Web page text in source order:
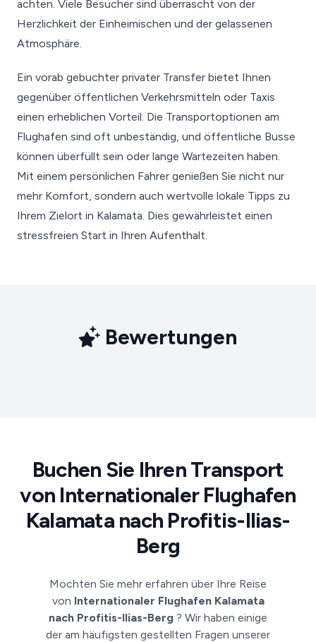
achten. Viele Besucher sind überrascht von der
Herzlichkeit der Einheimischen und der gelassenen
Atmosphäre.
Ein vorab gebuchter privater Transfer bietet Ihnen
gegenüber öffentlichen Verkehrsmitteln oder Taxis
einen erheblichen Vorteil. Die Transportoptionen am
Flughafen sind oft unbeständig, und öffentliche Busse
können überfüllt sein oder lange Wartezeiten haben.
Mit einem persönlichen Fahrer genießen Sie nicht nur
mehr Komfort, sondern auch wertvolle lokale Tipps zu
Ihrem Zielort in Kalamata. Dies gewährleistet einen
stressfreien Start in Ihren Aufenthalt.
Bewertungen
Buchen Sie Ihren Transport
von Internationaler Flughafen
Kalamata nach Profitis-Ilias-
Berg
Möchten Sie mehr erfahren über Ihre Reise
von Internationaler Flughafen Kalamata
nach Profitis-Ilias-Berg ? Wir haben einige
der am häufigsten gestellten Fragen unserer